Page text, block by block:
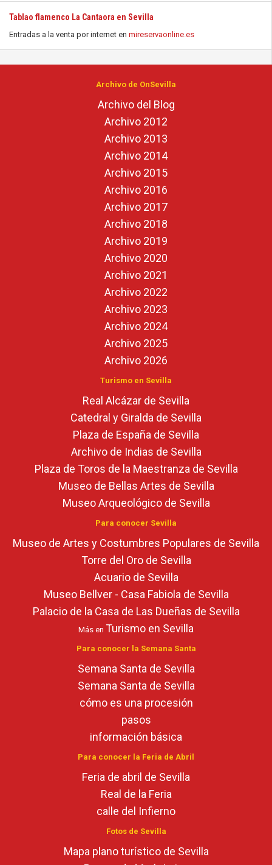
Tablao flamenco La Cantaora en Sevilla
Entradas a la venta por internet en mireservaonline.es
Archivo de OnSevilla
Archivo del Blog
Archivo 2012
Archivo 2013
Archivo 2014
Archivo 2015
Archivo 2016
Archivo 2017
Archivo 2018
Archivo 2019
Archivo 2020
Archivo 2021
Archivo 2022
Archivo 2023
Archivo 2024
Archivo 2025
Archivo 2026
Turismo en Sevilla
Real Alcázar de Sevilla
Catedral y Giralda de Sevilla
Plaza de España de Sevilla
Archivo de Indias de Sevilla
Plaza de Toros de la Maestranza de Sevilla
Museo de Bellas Artes de Sevilla
Museo Arqueológico de Sevilla
Para conocer Sevilla
Museo de Artes y Costumbres Populares de Sevilla
Torre del Oro de Sevilla
Acuario de Sevilla
Museo Bellver - Casa Fabiola de Sevilla
Palacio de la Casa de Las Dueñas de Sevilla
Más en Turismo en Sevilla
Para conocer la Semana Santa
Semana Santa de Sevilla
Semana Santa de Sevilla
cómo es una procesión
pasos
información básica
Para conocer la Feria de Abril
Feria de abril de Sevilla
Real de la Feria
calle del Infierno
Fotos de Sevilla
Mapa plano turístico de Sevilla